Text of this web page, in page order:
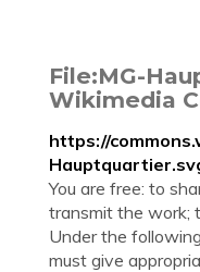
File:MG-
Wikimedia
https://
You are free: to
transmit the work;
Under the
must give